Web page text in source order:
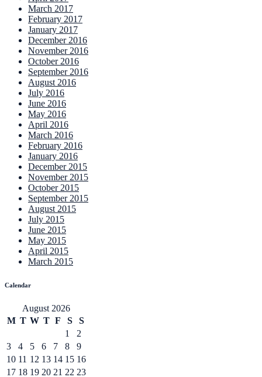
March 2017
February 2017
January 2017
December 2016
November 2016
October 2016
September 2016
August 2016
July 2016
June 2016
May 2016
April 2016
March 2016
February 2016
January 2016
December 2015
November 2015
October 2015
September 2015
August 2015
July 2015
June 2015
May 2015
April 2015
March 2015
Calendar
August 2026
M T W T F S
S
1
2
3
4 5 6 7 8
9
10 11 12 13 14 15 16
17 18 19 20 21 22 23